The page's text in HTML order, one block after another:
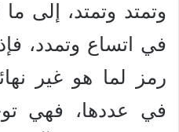
وتمتد وتمتد، إلى ما
في اتساع وتمدد،
رمز لما هو غير
في عددها، فهي